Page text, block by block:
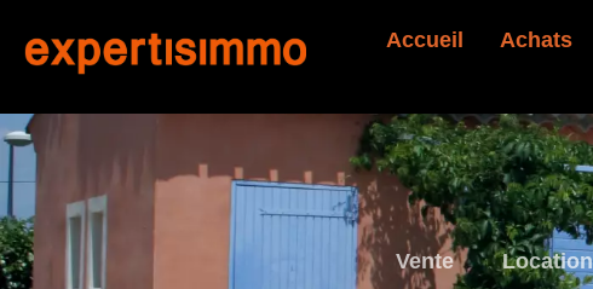
Accueil Achats
Vente Location